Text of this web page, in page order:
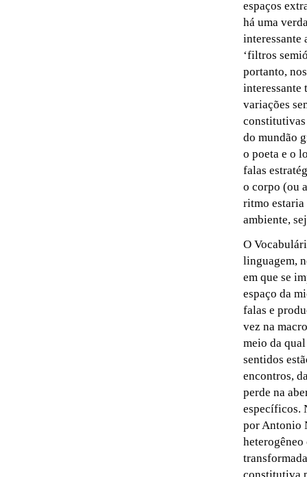
espaços
há uma
interessante
‘filtros
portanto,
interessante
variações
do mundão
o poeta e o
falas
o corpo (ou
ritmo estaria
ambiente,
O
linguagem,
em que se
espaço da
falas e
vez na
meio da
sentidos
encontros,
perde na
específicos.
por Antonio
heterogêneo